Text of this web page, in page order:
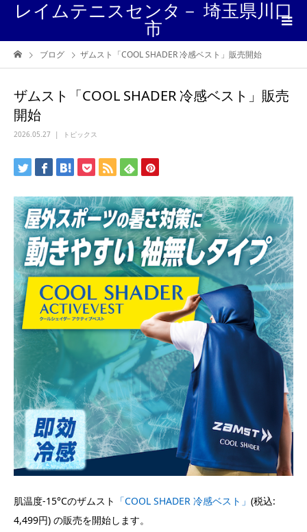
レイムテニスセンタ－ 埼玉県川口
市
ブログ ザムスト「COOL SHADER 冷感ベスト」販売開始
ザムスト「COOL SHADER 冷感ベスト」販売
開始
2026.05.27 トピックス
肌温度-15°Cのザムスト 「COOL SHADER 冷感ベスト」 (税込:
4,499円) の販売を開始します。